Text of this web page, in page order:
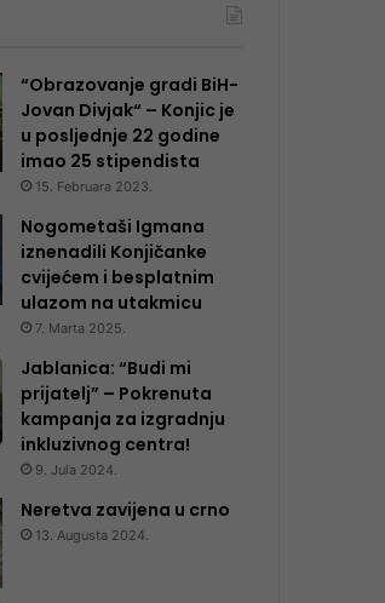
“Obrazovanje gradi BiH-
Jovan Divjak“ – Konjic je
u posljednje 22 godine
imao 25 ​​stipendista
15. Februara 2023.
Nogometaši Igmana
iznenadili Konjičanke
cvijećem i besplatnim
ulazom na utakmicu
7. Marta 2025.
Jablanica: “Budi mi
prijatelj” – Pokrenuta
kampanja za izgradnju
inkluzivnog centra!
9. Jula 2024.
Neretva zavijena u crno
13. Augusta 2024.